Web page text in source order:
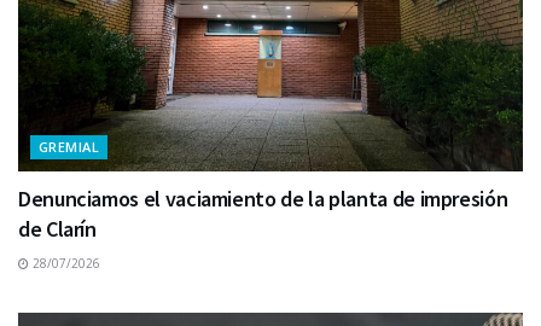
GREMIAL
Denunciamos el vaciamiento de la planta de impresión
de Clarín
28/07/2026